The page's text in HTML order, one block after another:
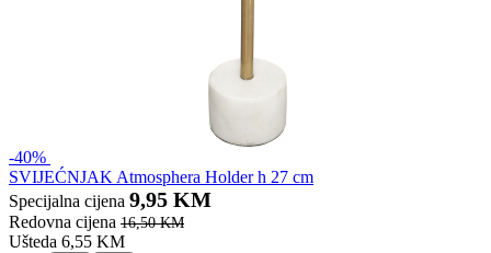
-40%
SVIJEĆNJAK Atmosphera Holder h 27 cm
Specijalna cijena 9,95 KM
Redovna cijena 16,50 KM
Ušteda 6,55 KM